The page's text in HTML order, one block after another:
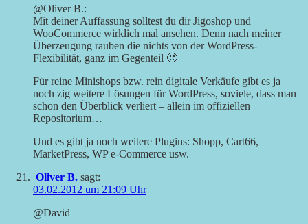
@Oliver B.:
Mit deiner Auffassung solltest du dir Jigoshop und
WooCommerce wirklich mal ansehen. Denn nach meiner
Überzeugung rauben die nichts von der WordPress-
Flexibilität, ganz im Gegenteil 🙂
Für reine Minishops bzw. rein digitale Verkäufe gibt es ja
noch zig weitere Lösungen für WordPress, soviele, dass man
schon den Überblick verliert – allein im offiziellen
Repositorium…
Und es gibt ja noch weitere Plugins: Shopp, Cart66,
MarketPress, WP e-Commerce usw.
Oliver B. sagt:
03.02.2012 um 21:09 Uhr
@David